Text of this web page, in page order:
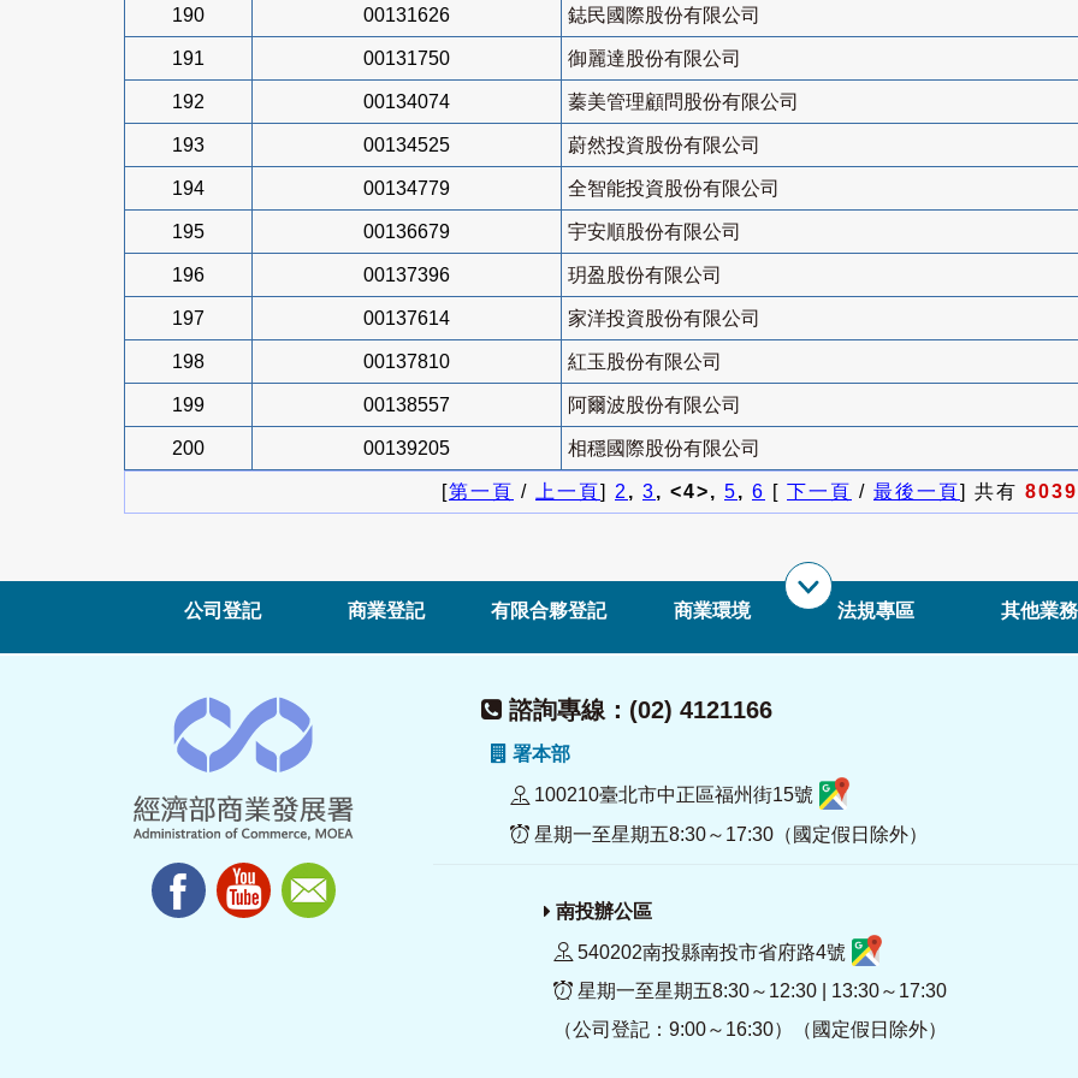
190 00131626 鋕民國際股份有限公司
191 00131750 御麗達股份有限公司
192 00134074 蓁美管理顧問股份有限公司
193 00134525 蔚然投資股份有限公司
194 00134779 全智能投資股份有限公司
195 00136679 宇安順股份有限公司
196 00137396 玥盈股份有限公司
197 00137614 家洋投資股份有限公司
198 00137810 紅玉股份有限公司
199 00138557 阿爾波股份有限公司
200 00139205 相穩國際股份有限公司
[第一頁 / 上一頁] 2, 3, <4>, 5, 6 [ 下一頁 / 最後一頁] 共有 8039
公司登記 商業登記 有限合夥登記 商業環境 法規專區 其他業務
諮詢專線：(02) 4121166
署本部
100210臺北市中正區福州街15號
星期一至星期五8:30～17:30（國定假日除外）
南投辦公區
540202南投縣南投市省府路4號
星期一至星期五8:30～12:30 | 13:30～17:30
（公司登記：9:00～16:30）（國定假日除外）